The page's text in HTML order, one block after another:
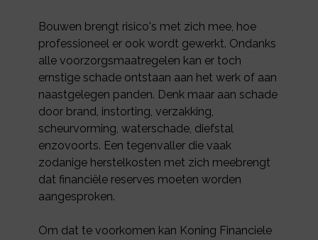
Bouwen brengt risico's met zich mee, hoe
professioneel er ook wordt gewerkt. Ondanks
alle voorzorgsmaatregelen kan er toch
ernstige schade ontstaan aan het werk of aan
naastgelegen panden. Denk maar aan schade
door brand, instorting, verzakking,
scheurvorming, waterschade, diefstal
enzovoorts. Een tegenvaller die vaak
zodanige herstelkosten met zich meebrengt
dat financiële reserves moeten worden
aangesproken.
Om dat te voorkomen kan Koning Financiele